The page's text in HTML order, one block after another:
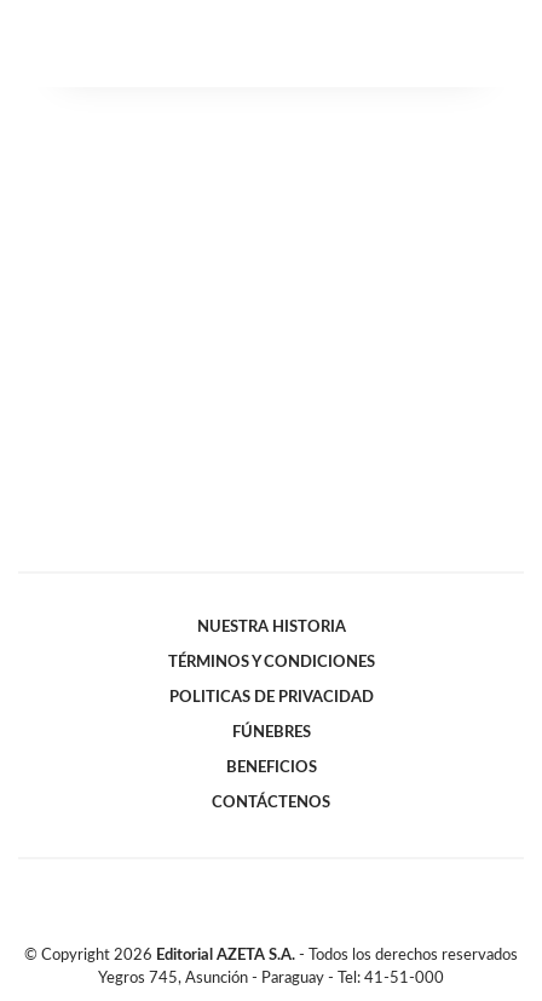
NUESTRA HISTORIA
TÉRMINOS Y CONDICIONES
POLITICAS DE PRIVACIDAD
FÚNEBRES
BENEFICIOS
CONTÁCTENOS
© Copyright 2026 Editorial AZETA S.A. - Todos los derechos reservados
Yegros 745, Asunción - Paraguay - Tel: 41-51-000